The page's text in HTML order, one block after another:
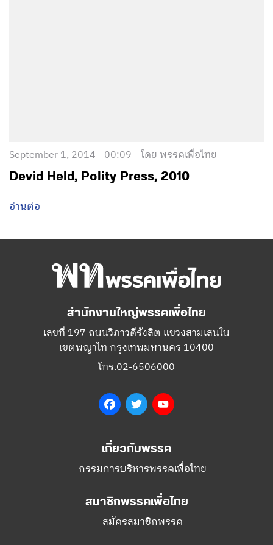
September 1, 2014 - 00:09 โดย พรรคเพื่อไทย
Devid Held, Polity Press, 2010
อ่านต่อ
สำนักงานใหญ่พรรคเพื่อไทย
เลขที่ 197 ถนนวิภาวดีรังสิต แขวงสามเสนใน
เขตพญาไท กรุงเทพมหานคร 10400
โทร.02-6506000
FacebookTwitter
เกี่ยวกับพรรค
กรรมการบริหารพรรคเพื่อไทย
สมาชิกพรรคเพื่อไทย
สมัครสมาชิกพรรค